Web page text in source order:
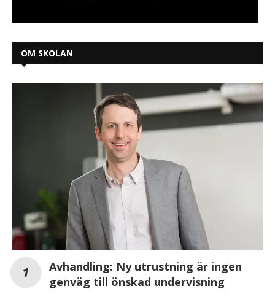
OM SKOLAN
Avhandling: Ny utrustning är ingen
genväg till önskad undervisning